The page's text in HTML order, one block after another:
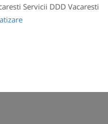
Servicii DDD Vacaresti